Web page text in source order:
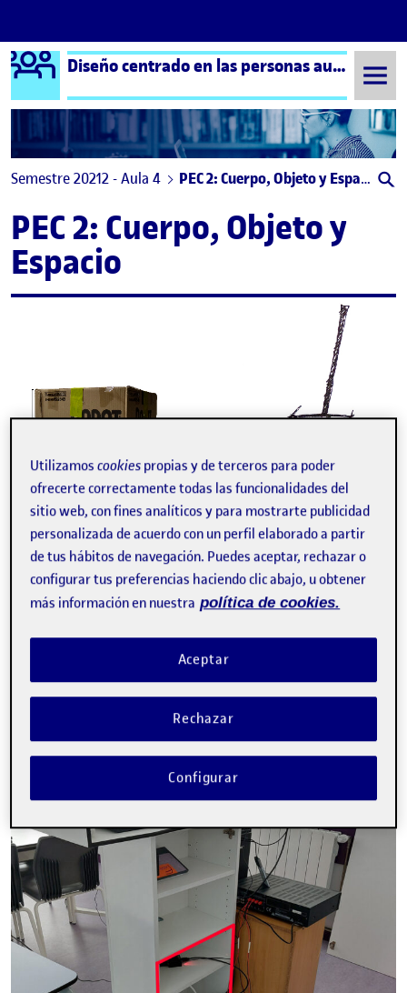
Saltar al contenido
Logo Ágora Diseño centrado en las personas aula 4
Semestre 20212 - Aula 4 PEC 2: Cuerpo, Objeto y Espacio
PEC 2: Cuerpo, Objeto y
Espacio
Publicado porPEC 2: Cuerpo, Objeto y Espacio
Publicado por
Diego Amigo Rapado
Pública Fecha de publicación
13 May 2022 13 mayo, 2022 12:12 pm
- comentario en PEC 2: Cuerpo, Objeto y Espacio
CONTRIBUTION
EN PEC 2: CUERPO, OBJETO Y ESPACIO
Lo siento, debes estarconectadopara publicar un
Utilizamoscookies propias y de terceros para poder
ofrecerte correctamente todas las funcionalidades del
sitio web, con fines analíticos y para mostrarte publicidad
personalizada de acuerdo con un perfil elaborado a partir
de tus hábitos de navegación. Puedes aceptar, rechazar o
configurar tus preferencias haciendo clic abajo, u obtener
más información en nuestra política de cookies.
Rechazar
Aceptar
Configurar